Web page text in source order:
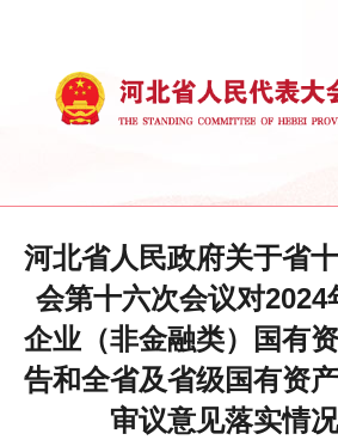
河北省人民政府关于省
会第十六次会议对2024
企业（非金融类）国有
告和全省及省级国有资
审议意见落实情